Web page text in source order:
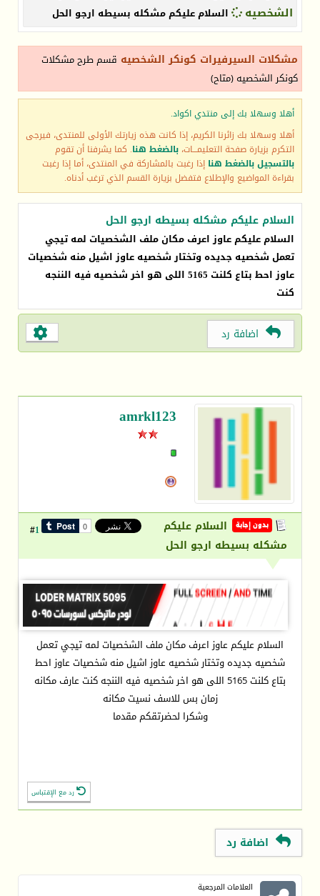
الشخصيه
السلام عليكم مشكله بسيطه ارجو الحل
مشكلات السيرفيرات كونكر الشخصيه قسم طرح مشكلات
كونكر الشخصيه (متاح)
أهلا وسهلا بك إلى منتدي اكواد.
أهلا وسهلا بك زائرنا الكريم، إذا كانت هذه زيارتك الأولى للمنتدى، فيرجى
التكرم بزيارة صفحة التعليمـــات، بالضغط هنا. كما يشرفنا أن تقوم
بالتسجيل بالضغط هنا إذا رغبت بالمشاركة في المنتدى، أما إذا رغبت
بقراءة المواضيع والإطلاع فتفضل بزيارة القسم الذي ترغب أدناه.
السلام عليكم مشكله بسيطه ارجو الحل
السلام عليكم عاوز اعرف مكان ملف الشخصيات لمه تيجي
تعمل شخصيه جديده وتختار شخصيه عاوز اشيل منه شخصيات
عاوز احط بتاع كلنت 5165 اللى هو اخر شخصيه فيه الننجه
كنت
اضافة رد
amrkl123
#1 بدون إجابة
السلام عليكم
مشكله بسيطه ارجو الحل
السلام عليكم عاوز اعرف مكان ملف الشخصيات لمه تيجي تعمل
شخصيه جديده وتختار شخصيه عاوز اشيل منه شخصيات عاوز احط
بتاع كلنت 5165 اللى هو اخر شخصيه فيه الننجه كنت عارف مكانه
زمان بس للاسف نسيت مكانه
وشكرا لحضرتقكم مقدما
رد مع الإقتباس
اضافة رد
العلامات المرجعية